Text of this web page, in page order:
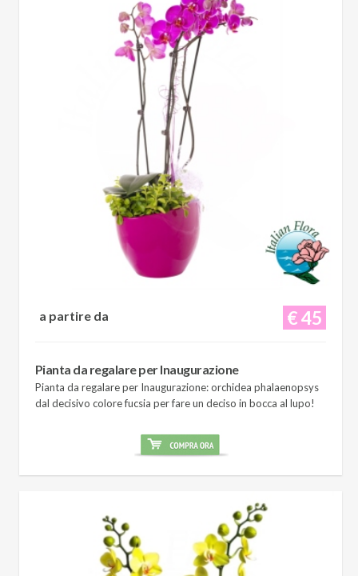
€ 45
a partire da
Pianta da regalare per Inaugurazione
Pianta da regalare per Inaugurazione: orchidea phalaenopsys
dal decisivo colore fucsia per fare un deciso in bocca al lupo!